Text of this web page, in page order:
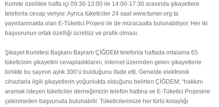
Komite özellikle hafta içi 09:30-13:00 ile 14:00-17:30 arasında şikayetlere
telefonla cevap veriyor. Ayrıca tüketiciler 24 saat www.tumer.org ta
yayınlanmakta olan E-Tüketici Projesi ile de müracaatta bulunabiliyor. Her iki
başvurunun ortak özelliği ücretsiz ve pratik olması.
Şikayet Komitesi Başkanı Bayram ÇİĞDEM telefonla haftada ortalama 65
tüketicinin şikayetini cevapladıklarını, internet üzerinden gelen şikayetlerle
birlikte bu sayının aylık 300’ü bulduğunu ifade etti. Genelde elektronik
cihazlarla ilgili şikayetlerin yoğunlukta olduğunu belirten ÇİĞDEM; “hakkını
aramak isteyen tüketiciler derneğimizin telefon hattına ve E-Tüketici Projesine
çekinmeden başvuruda bulunabilir. Tüketicilerimize her türlü kolaylığı